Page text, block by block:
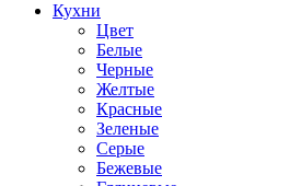
Кухни
Цвет
Белые
Черные
Желтые
Красные
Зеленые
Серые
Бежевые